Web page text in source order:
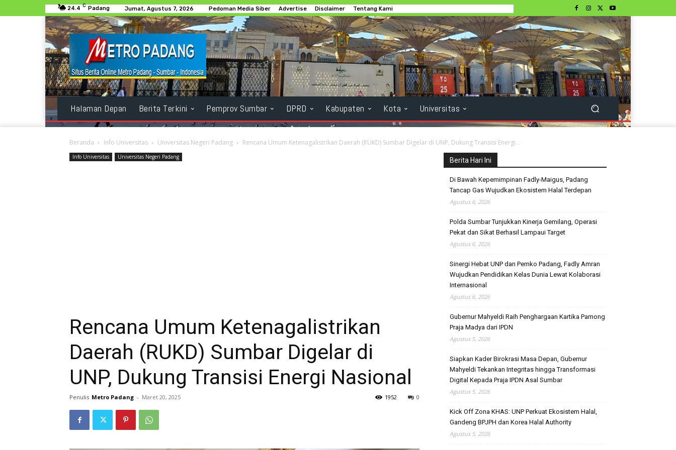
24.4 C Padang Jumat, Agustus 7, 2026 Pedoman Media Siber Advertise Disclaimer Tentang Kami
Halaman Depan Berita Terkini Pemprov Sumbar DPRD Kabupaten Kota Universitas
Beranda Info Universitas Universitas Negeri Padang Rencana Umum Ketenagalistrikan Daerah (RUKD) Sumbar Digelar di UNP, Dukung Transisi Energi...
Info Universitas Universitas Negeri Padang
Rencana Umum Ketenagalistrikan
Daerah (RUKD) Sumbar Digelar di
UNP, Dukung Transisi Energi Nasional
Penulis Metro Padang - Maret 20, 2025 0
1952
Berita Hari Ini
Di Bawah Kepemimpinan Fadly-Maigus, Padang
Tancap Gas Wujudkan Ekosistem Halal Terdepan
Agustus 6, 2026
Polda Sumbar Tunjukkan Kinerja Gemilang, Operasi
Pekat dan Sikat Berhasil Lampaui Target
Agustus 6, 2026
Sinergi Hebat UNP dan Pemko Padang, Fadly Amran
Wujudkan Pendidikan Kelas Dunia Lewat Kolaborasi
Internasional
Agustus 6, 2026
Gubernur Mahyeldi Raih Penghargaan Kartika Pamong
Praja Madya dari IPDN
Agustus 5, 2026
Siapkan Kader Birokrasi Masa Depan, Gubernur
Mahyeldi Tekankan Integritas hingga Transformasi
Digital Kepada Praja IPDN Asal Sumbar
Agustus 5, 2026
Kick Off Zona KHAS: UNP Perkuat Ekosistem Halal,
Gandeng BPJPH dan Korea Halal Authority
Agustus 5, 2026